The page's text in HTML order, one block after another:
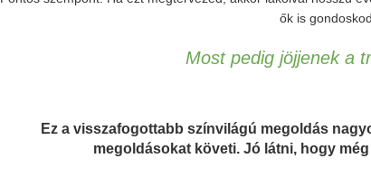
ők is
Most pedig jöjjenek a
Ez a visszafogottabb színvilágú megoldás
megoldásokat követi. Jó látni, hogy